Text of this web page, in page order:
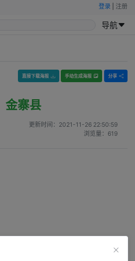
登录 注册
导航
直接下载海报 手动生成海报 分享
金寨县
更新时间： 2021-11-26 22:50:59
浏览量： 619